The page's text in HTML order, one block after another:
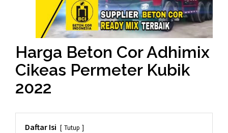
Harga Beton Cor Adhimix
Cikeas Permeter Kubik
2022
Daftar Isi Tutup